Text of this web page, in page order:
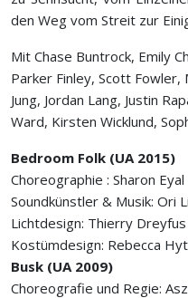
den Weg vom Streit zur
Mit Chase Buntrock, Emily
Parker Finley, Scott Fowler,
Jung, Jordan Lang, Justin
Ward, Kirsten Wicklund,
Bedroom Folk (UA 2015)
Choreographie : Sharon Eyal
Soundkünstler & Musik: Ori
Lichtdesign: Thierry Dreyfus
Kostümdesign: Rebecca
Busk (UA 2009)
Choreografie und Regie: